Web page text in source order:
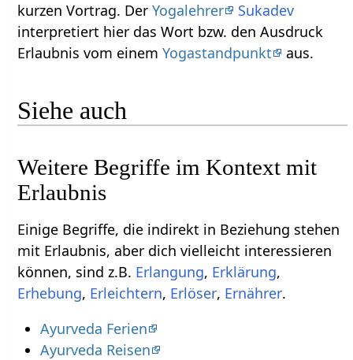
kurzen Vortrag. DerYogalehrer
Sukadev
interpretiert hier das Wort bzw. den Ausdruck
Erlaubnis‏‎ vom einemYogastandpunkt aus.
Siehe auch
Weitere Begriffe im Kontext mit
Einige Begriffe, die indirekt in Beziehung stehen
mit Erlaubnis‏‎, aber dich vielleicht interessieren
können, sind z.B.
,
,
, , ,
.
Ayurveda Ferien
Ayurveda Reisen